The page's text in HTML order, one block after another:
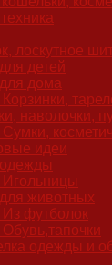
лоскутное
детей
дома
Корзинки,
наволочки,
Сумки,
идеи
Игольницы
животных
Из футболок
Обувь,тапочки
одежды и